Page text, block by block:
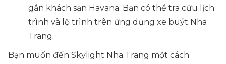
gần khách sạn Havana. Bạn có thể tra cứu lịch
trình và lộ trình trên ứng dụng xe buýt Nha
Trang.
Bạn muốn đến Skylight Nha Trang một cách